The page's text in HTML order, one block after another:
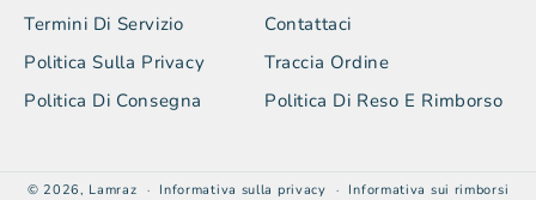
Termini Di Servizio
Politica Sulla Privacy
Politica Di Consegna
Contattaci
Traccia Ordine
Politica Di Reso E Rimborso
© 2026, Lamraz Informativa sulla privacy Informativa sui rimborsi